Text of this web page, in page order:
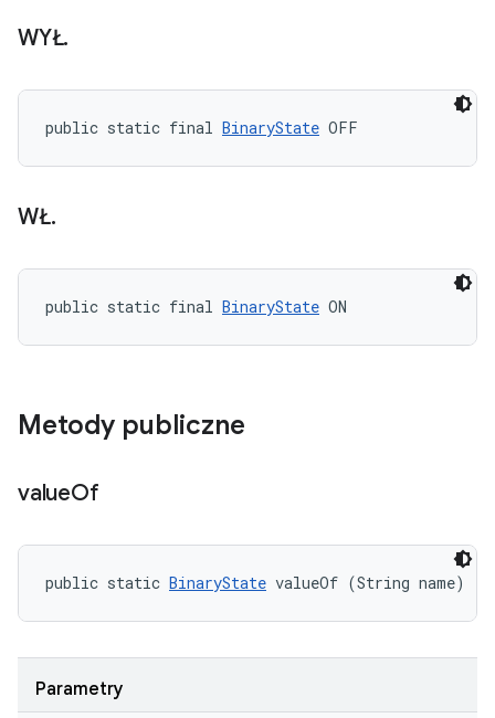
WYŁ.
public static final BinaryState OFF
WŁ.
public static final BinaryState ON
Metody publiczne
valueOf
public static BinaryState valueOf (String name)
Parametry